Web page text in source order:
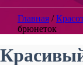
Главная /
брюнеток